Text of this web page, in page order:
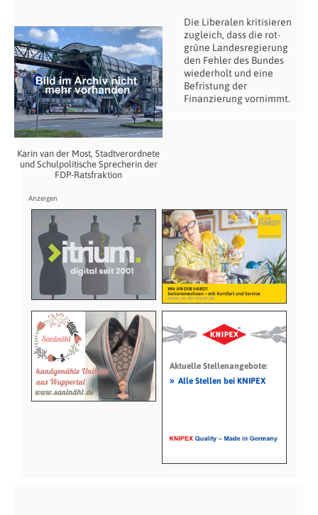
Karin van der Most, Stadtverordnete
und Schulpolitische Sprecherin der
FDP-Ratsfraktion
Die Liberalen kritisieren
zugleich, dass die rot-
grüne Landesregierung
den Fehler des Bundes
wiederholt und eine
Befristung der
Finanzierung vornimmt.
Aktuelle Stellenangebote:
» Alle Stellen bei KNIPEX